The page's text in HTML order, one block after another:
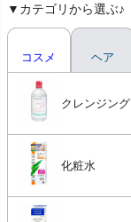
▼カテゴリから選ぶ♪
コスメ
クレンジング
化粧水
ヘア